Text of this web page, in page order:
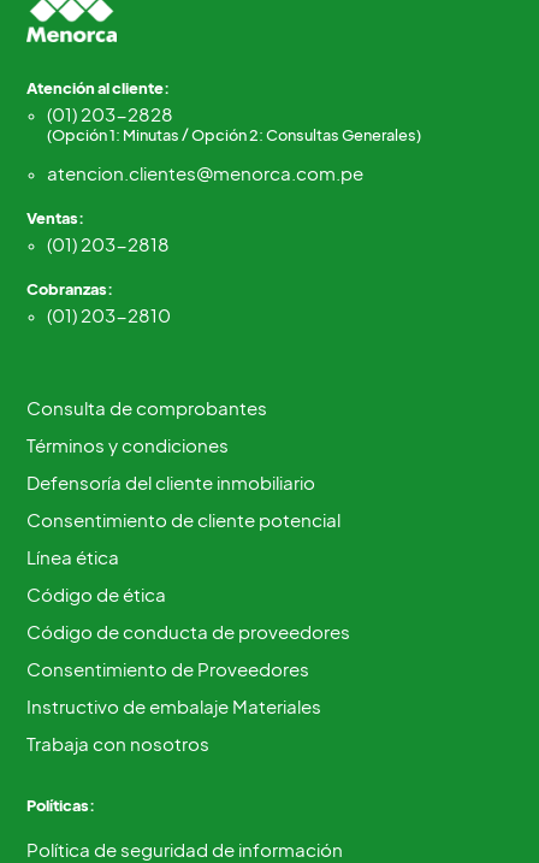
Atención al cliente:
(01) 203-2828
(Opción 1: Minutas / Opción 2: Consultas Generales)
atencion.clientes@menorca.com.pe
Ventas:
(01) 203-2818
Cobranzas:
(01) 203-2810
Consulta de comprobantes
Términos y condiciones
Defensoría del cliente inmobiliario
Consentimiento de cliente potencial
Línea ética
Código de ética
Código de conducta de proveedores
Consentimiento de Proveedores
Instructivo de embalaje Materiales
Trabaja con nosotros
Políticas:
Política de seguridad de información